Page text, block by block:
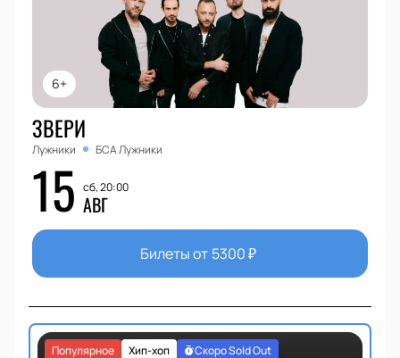
6+
ЗВЕРИ
Лужники БСА Лужники
15 сб, 20:00
АВГ
Билеты от 5300₽
Хип-хоп
Популярное Скоро Sold Out